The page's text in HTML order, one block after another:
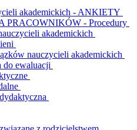
akademickich - ANKIETY
PRACOWNIKÓW - Procedury
akademickich
nauczycieli akademickich
do ewaluacji